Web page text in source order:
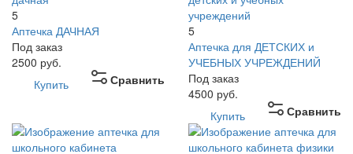
5
Аптечка ДАЧНАЯ
Под заказ
2500 руб.
Сравнить
Купить
5
Аптечка для ДЕТСКИХ и
УЧЕБНЫХ УЧРЕЖДЕНИЙ
Под заказ
4500 руб.
Сравнить
Купить